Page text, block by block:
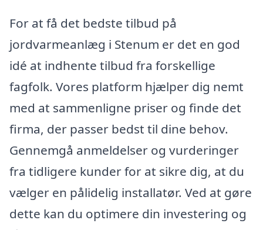
For at få det bedste tilbud på
jordvarmeanlæg i Stenum er det en god
idé at indhente tilbud fra forskellige
fagfolk. Vores platform hjælper dig nemt
med at sammenligne priser og finde det
firma, der passer bedst til dine behov.
Gennemgå anmeldelser og vurderinger
fra tidligere kunder for at sikre dig, at du
vælger en pålidelig installatør. Ved at gøre
dette kan du optimere din investering og